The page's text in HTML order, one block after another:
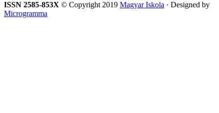
ISSN 2585-853X © Copyright 2019 Magyar Iskola · Designed by
Microgramma